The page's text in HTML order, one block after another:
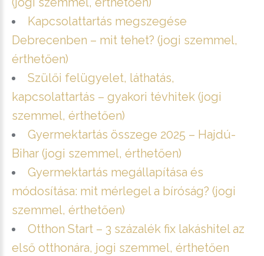
Kapcsolattartás megszegése
Debrecenben – mit tehet? (jogi szemmel,
érthetően)
Szülői felügyelet, láthatás,
kapcsolattartás – gyakori tévhitek (jogi
szemmel, érthetően)
Gyermektartás összege 2025 – Hajdú-
Bihar (jogi szemmel, érthetően)
Gyermektartás megállapítása és
módosítása: mit mérlegel a bíróság? (jogi
szemmel, érthetően)
Otthon Start – 3 százalék fix lakáshitel az
első otthonára, jogi szemmel, érthetően